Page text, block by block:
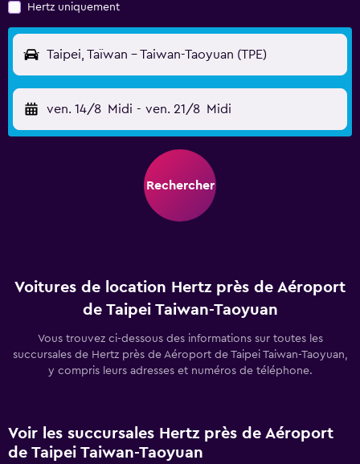
Hertz uniquement
Taipei, Taïwan - Taiwan-Taoyuan (TPE)
ven. 14/8 Midi - ven. 21/8 Midi
Rechercher
Voitures de location Hertz près de Aéroport
de Taipei Taiwan-Taoyuan
Vous trouvez ci-dessous des informations sur toutes les
succursales de Hertz près de Aéroport de Taipei Taiwan-Taoyuan,
y compris leurs adresses et numéros de téléphone.
Voir les succursales Hertz près de Aéroport
de Taipei Taiwan-Taoyuan